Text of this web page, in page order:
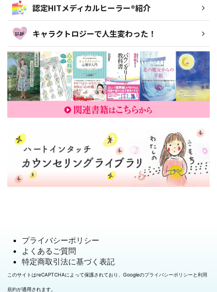
認定HITメディカルヒーラー®紹介
キャラクトロジーで人生変わった！
プライバシーポリシー
よくあるご質問
特定商取引法に基づく表記
このサイトはreCAPTCHAによって保護されており、Googleのプライバシーポリシー と利用
規約が適用されます。